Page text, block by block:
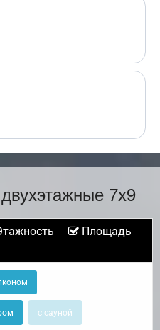
7х9
Площадь
с сауной